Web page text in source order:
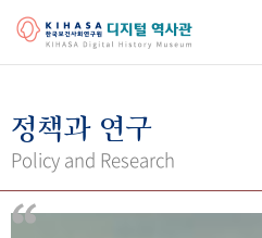
걸어온 길 기관 변천사
연구 역사
정책과 연구
Policy and Research